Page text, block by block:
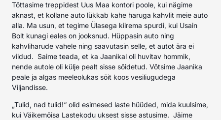
Tõttasime treppidest Uus Maa kontori poole, kui nägime
aknast, et kollane auto lükkab kahe haruga kahvlit meie auto
alla. Ma usun, et tegime Ülasega kiirema spurdi, kui Usain
Bolt kunagi eales on jooksnud. Hüppasin auto ning
kahvliharude vahele ning saavutasin selle, et autot ära ei
viidud. Saime teada, et ka Jaanikal oli huvitav hommik,
nende autole oli külje pealt sisse sõidetud. Võtsime Jaanika
peale ja algas meeleolukas sõit koos vesiliugudega
Viljandisse.
„Tulid, nad tulid!“ olid esimesed laste hüüded, mida kuulsime,
kui Väikemõisa Lastekodu uksest sisse astusime. Jäime